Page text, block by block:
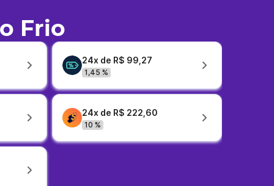
Frio
24x de R$ 99,27
1,45 %
24x de R$ 222,60
10 %